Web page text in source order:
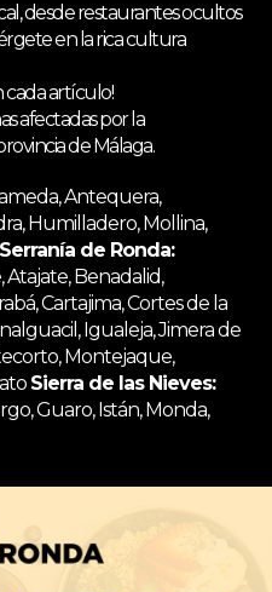
desde restaurantes ocultos
en la rica cultura
cada artículo!
afectadas por la
de Málaga.
Antequera,
Humilladero, Mollina,
Serranía de Ronda:
Benadalid,
Cartajima, Cortes de la
Igualeja, Jimera de
Montejaque,
Sierra de las Nieves:
Guaro, Istán, Monda,